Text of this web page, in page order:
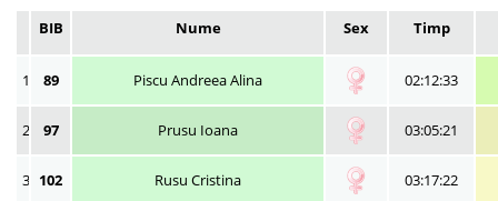
BIB Nume Sex Timp
1 89 Piscu Andreea Alina 02:12:33
2 97 Prusu Ioana 03:05:21
3 102 Rusu Cristina 03:17:22